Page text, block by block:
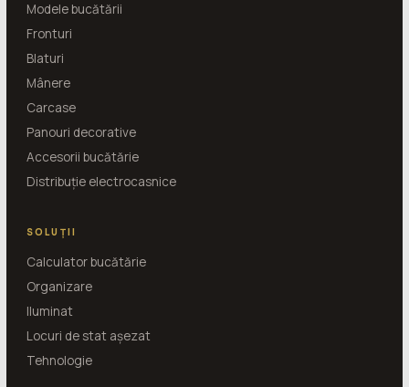
Modele bucătării
Fronturi
Blaturi
Mânere
Carcase
Panouri decorative
Accesorii bucătărie
Distribuție electrocasnice
SOLUȚII
Calculator bucătărie
Organizare
Iluminat
Locuri de stat așezat
Tehnologie